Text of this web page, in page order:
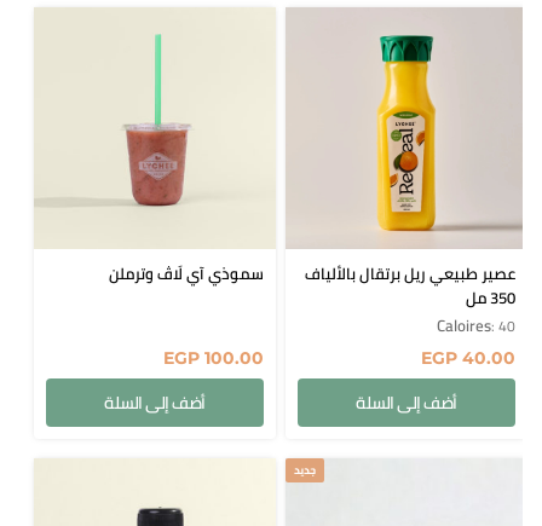
عصير طبيعي ريل برتقال بالألياف
350 مل
EGP 40.00
أضف إلى السلة
Caloires: 40
سموذي آي لَاڤ وترملن
EGP 100.00
أضف إلى السلة
جديد